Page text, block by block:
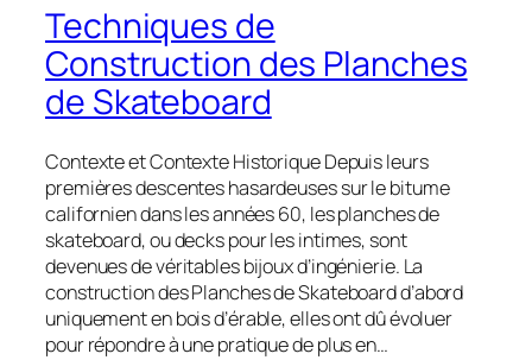
Techniques de
Construction des Planches
de Skateboard
Contexte et Contexte Historique Depuis leurs
premières descentes hasardeuses sur le bitume
californien dans les années 60​, les planches de
skateboard, ou decks pour les intimes, sont
devenues de véritables bijoux d’ingénierie. La
construction des Planches de Skateboard d’abord
uniquement en bois d’érable, elles ont dû évoluer
pour répondre à une pratique de plus en…